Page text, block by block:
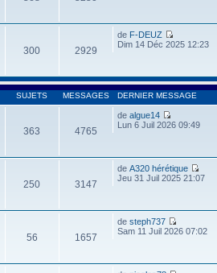
300 2929
de F-DEUZ
Dim 14 Déc 2025 12:23
SUJETS MESSAGES DERNIER MESSAGE
363 4765
de algue14
Lun 6 Juil 2026 09:49
250 3147
de A320 hérétique
Jeu 31 Juil 2025 21:07
56 1657
de steph737
Sam 11 Juil 2026 07:02